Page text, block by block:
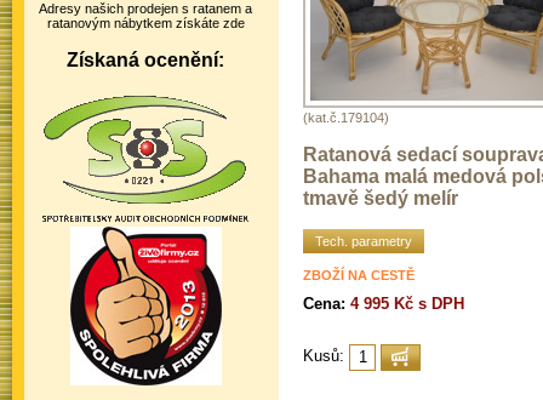
(kat.č.179104)
Ratanová sedací
Bahama malá medová
tmavě šedý melír
Tech. parametry
ZBOŽÍ NA CESTĚ
Cena: 4 995 Kč s DPH
Kusů:
Adresy našich prodejen s ratanem a
ratanovým nábytkem získáte zde
Získaná ocenění: